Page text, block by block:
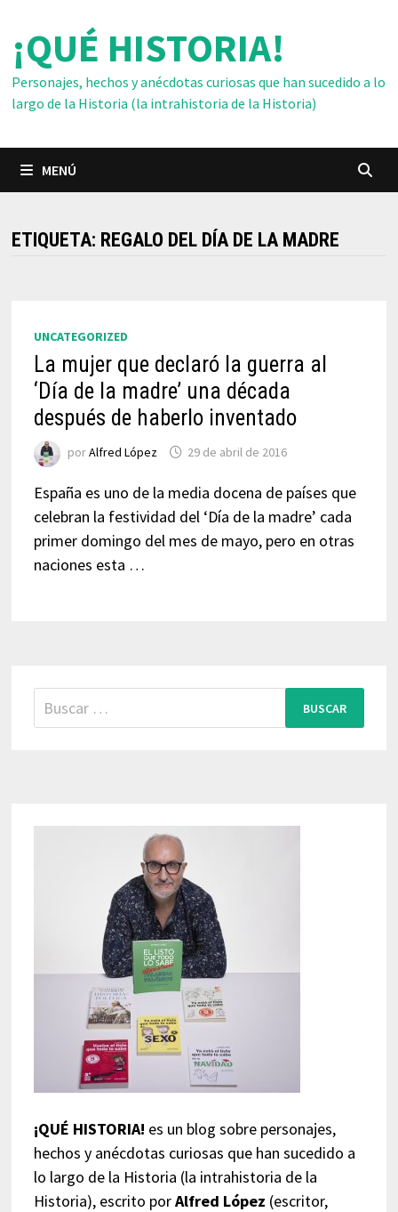
contenido
¡QUÉ HISTORIA!
Personajes, hechos y anécdotas curiosas que han sucedido a lo
largo de la Historia (la intrahistoria de la Historia)
MENÚ
ETIQUETA: REGALO DEL DÍA DE LA MADRE
UNCATEGORIZED
La mujer que declaró la guerra al
‘Día de la madre’ una década
después de haberlo inventado
porAlfred López 29 de abril de 2016
España es uno de la media docena de países que
celebran la festividad del ‘Día de la madre’ cada
primer domingo del mes de mayo, pero en otras
naciones esta …
Buscar:
¡QUÉ HISTORIA! es un blog sobre personajes,
hechos y anécdotas curiosas que han sucedido a
lo largo de la Historia (la intrahistoria de la
Historia), escrito porAlfred López (escritor,